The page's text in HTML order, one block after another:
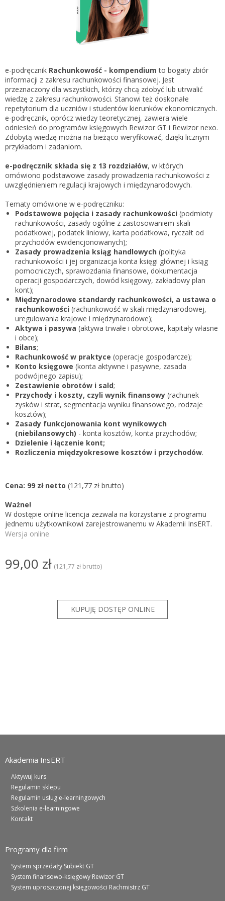
Gestor nexo PRO krok po kroku
KSeF w Subiekcie GT
KSeF w Subiekcie nexo/nexo PRO
KSeF w Rachmistrzu i Rewizorze GT
Portal Dokumentów z obsługą KSeF dla firm
Portal Dokumentów z obsługą KSeF dla biur
rachunkowych
Logowanie do Akademi InsERT
Login
Hasło
Zapomniałem hasła
Nie masz konta
Zarejestruj
e-podręcznik Rachunkowość - kompendium to bogaty zbiór
informacji z zakresu rachunkowości finansowej. Jest
przeznaczony dla wszystkich, którzy chcą zdobyć lub utrwalić
wiedzę z zakresu rachunkowości. Stanowi też doskonałe
repetytorium dla uczniów i studentów kierunków ekonomicznych.
e-podręcznik, oprócz wiedzy teoretycznej, zawiera wiele
odniesień do programów księgowych Rewizor GT i Rewizor nexo.
Zdobytą wiedzę można na bieżąco weryfikować, dzięki licznym
przykładom i zadaniom.
e-podręcznik składa się z 13 rozdziałów, w których
omówiono podstawowe zasady prowadzenia rachunkowości z
uwzględnieniem regulacji krajowych i międzynarodowych.
Tematy omówione w e-podręczniku:
Podstawowe pojęcia i zasady rachunkowości (podmioty
rachunkowości, zasady ogólne z zastosowaniem skali
podatkowej, podatek liniowy, karta podatkowa, ryczałt od
przychodów ewidencjonowanych);
Zasady prowadzenia ksiąg handlowych (polityka
rachunkowości i jej organizacja konta księgi głównej i ksiąg
pomocniczych, sprawozdania finansowe, dokumentacja
operacji gospodarczych, dowód księgowy, zakładowy plan
kont);
Międzynarodowe standardy rachunkowości, a ustawa o
rachunkowości (rachunkowość w skali międzynarodowej,
uregulowania krajowe i międzynarodowe);
Aktywa i pasywa (aktywa trwałe i obrotowe, kapitały własne
i obce);
Bilans;
Rachunkowość w praktyce (operacje gospodarcze);
Konto księgowe (konta aktywne i pasywne, zasada
podwójnego zapisu);
Zestawienie obrotów i sald;
Przychody i koszty, czyli wynik finansowy (rachunek
zysków i strat, segmentacja wyniku finansowego, rodzaje
kosztów);
Zasady funkcjonowania kont wynikowych
(niebilansowych) - konta kosztów, konta przychodów;
Dzielenie i łączenie kont;
Rozliczenia międzyokresowe kosztów i przychodów.
Cena: 99 zł netto (121,77 zł brutto)
Ważne!
W dostępie online licencja zezwala na korzystanie z programu
jednemu użytkownikowi zarejestrowanemu w Akademii InsERT.
Wersja online
99,00 zł (121,77 zł brutto)
Akademia InsERT
Aktywuj kurs
Regulamin sklepu
Regulamin usług e-learningowych
Szkolenia e-learningowe
Kontakt
Programy dla firm
System sprzedaży Subiekt GT
System finansowo-księgowy Rewizor GT
System uproszczonej księgowości Rachmistrz GT